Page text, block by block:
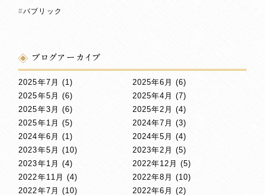
パブリック
ブログアーカイブ
2025年7月 (1) 2025年6月 (6)
2025年5月 (6) 2025年4月 (7)
2025年3月 (6) 2025年2月 (4)
2025年1月 (5) 2024年7月 (3)
2024年6月 (1) 2024年5月 (4)
2023年5月 (10) 2023年2月 (5)
2023年1月 (4) 2022年12月 (5)
2022年11月 (4) 2022年8月 (10)
2022年7月 (10) 2022年6月 (2)